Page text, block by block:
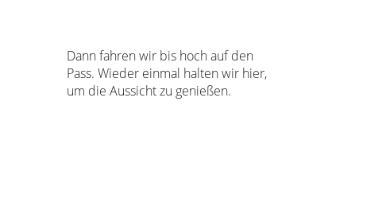
Dann fahren wir bis hoch auf den
Pass. Wieder einmal halten wir hier,
um die Aussicht zu genießen.